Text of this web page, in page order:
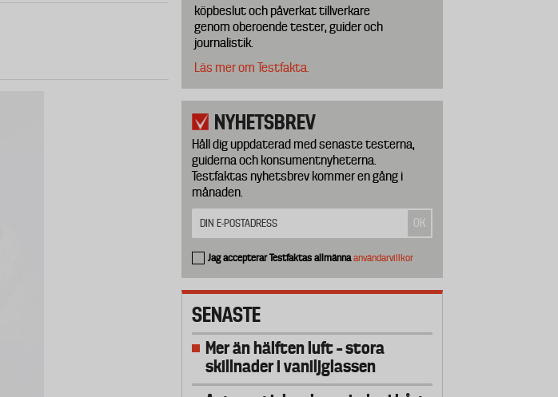
köpbeslut och påverkat tillverkare
genom oberoende tester, guider och
journalistik.
Läs mer om Testfakta.
NYHETSBREV
Håll dig uppdaterad med senaste testerna,
guiderna och konsumentnyheterna.
Testfaktas nyhetsbrev kommer en gång i
månaden.
Jag accepterar Testfaktas allmännaanvändarvillkor
SENASTE
Mer än hälften luft – stora
skillnader i vaniljglassen